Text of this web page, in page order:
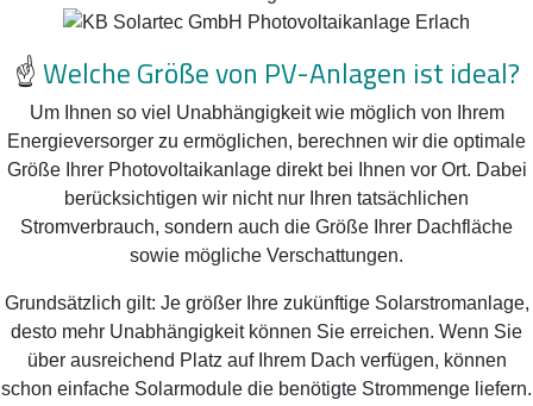
☝️Welche Größe von PV-Anlagen ist ideal?
Um Ihnen so viel Unabhängigkeit wie möglich von Ihrem
Energieversorger zu ermöglichen, berechnen wir die optimale
Größe Ihrer Photovoltaikanlage direkt bei Ihnen vor Ort. Dabei
berücksichtigen wir nicht nur Ihren tatsächlichen
Stromverbrauch, sondern auch die Größe Ihrer Dachfläche
sowie mögliche Verschattungen.
Grundsätzlich gilt: Je größer Ihre zukünftige Solarstromanlage,
desto mehr Unabhängigkeit können Sie erreichen. Wenn Sie
über ausreichend Platz auf Ihrem Dach verfügen, können
schon einfache Solarmodule die benötigte Strommenge liefern.